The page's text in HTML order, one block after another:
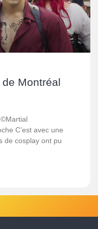
Montréal
C’est avec une
de cosplay ont pu